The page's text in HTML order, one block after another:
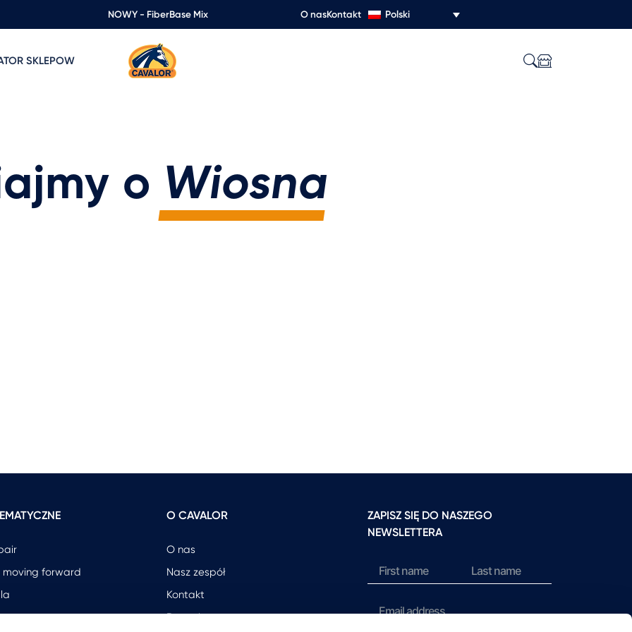
NOWY - FiberBase Mix O nasKontakt Polski
SKLEPOW
o Wiosna
moving forward
O CAVALOR
O nas
Nasz zespół
Kontakt
Dystrybutorzy
ZAPISZ SIĘ DO NASZEGO
NEWSLETTERA